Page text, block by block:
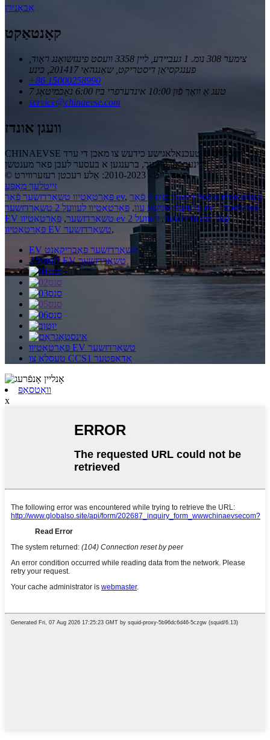
אַבאָנירן
קאָנטאַקט
צימער 308 נומ. 1 געביידע, ליין 3358 וועסט פינגזשואַנג ראָוד,
פענגקסיאַן דיסטריקט, שאַנגהאַי 201417, כינע
+86 15000258990
7 טעג אַ וואָך פֿון 10:00 אינדערפרי ביז 6:00 נאָכמיטאָג
service@chinaevse.com
וועגן אונדז
CHINAEVSE וועט זיין מחויב צו טעכנאלאגישע כידעש צו מאכן די ערד
ריינער און גרינער, ברענגען א בעסער לעבן פאר מענטשן!
© קאַפּירייט - 2010-2023: אַלע רעכטן רעזערווירט.
זייטלעך מאַפּע
פּאָרטאַטיוו טשאַרדזשער פֿאַר ev, פּאָרטאַטיוו טשאַרדזשער טיפּ 2 פֿאַר
עלעקטראָנישע עוו, פּאָרטאַטיוו לעוועל 2 טשאַרדזשער ev,פּאָרטאַטיוו
EV טשאַרדזשער, פּאָרטאַטיוו ev קאַר טשאַרדזשער,
לעוועל 2
פּאָרטאַטיוו EV טשאַרדזשער,
EV טשאַרדזשער פאַבריקאַנט
לעוועל 2 EV טשאַרדזשער
פּאָרטאַטיוו EV טשאַרדזשער
טעסלאַ צו CCS1 אַדאַפּטער
וואַטסאַפּ
x